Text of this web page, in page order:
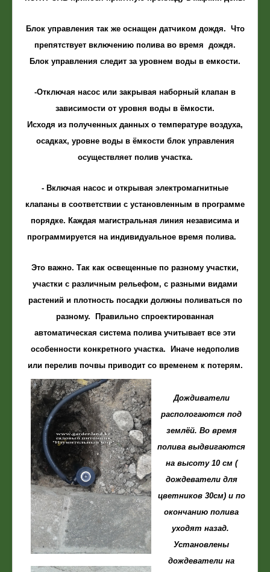
Блок управления так же оснащен датчиком дождя. Что
препятствует включению полива во время дождя.
Блок управления следит за уровнем воды в емкости.
-Отключая насос или закрывая наборный клапан в
зависимости от уровня воды в ёмкости.
Исходя из полученных данных о температуре воздуха,
осадках, уровне воды в ёмкости блок управления
осуществляет полив участка.
- Включая насос и открывая электромагнитные
клапаны в соответствии с установленным в программе
порядке. Каждая магистральная линия независима и
программируется на индивидуальное время полива.
Это важно. Так как освещенные по разному участки,
участки с различным рельефом, с разными видами
растений и плотность посадки должны поливаться по
разному. Правильно спроектированная
автоматическая система полива учитывает все эти
особенности конкретного участка. Иначе недополив
или перелив почвы приводит со временем к потерям.
Дождиватели
распологаются под
землёй. Во время
полива выдвигаются
на высоту 10 см (
дождеватели для
цветников 30см) и по
окончанию полива
уходят назад.
Установлены
дождеватели на